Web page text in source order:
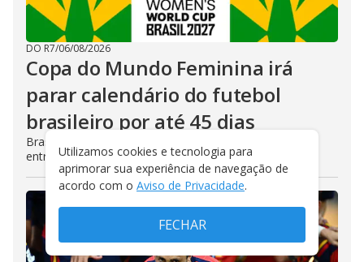
DO R7/06/08/2026
Copa do Mundo Feminina irá
parar calendário do futebol
brasileiro por até 45 dias
Brasil será o país-sede do Mundial de 2027, disputado
entre junho e julho
Utilizamos cookies e tecnologia para
aprimorar sua experiência de navegação de
acordo com o Aviso de Privacidade.
FECHAR